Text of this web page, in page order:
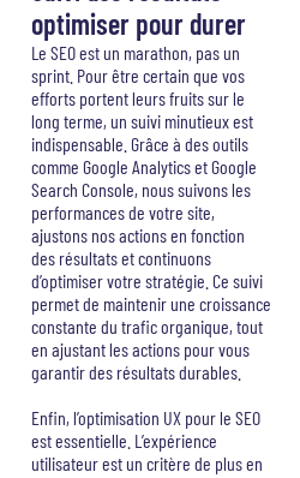
optimiser pour durer
Le SEO est un marathon, pas un
sprint. Pour être certain que vos
efforts portent leurs fruits sur le
long terme, un suivi minutieux est
indispensable. Grâce à des outils
comme Google Analytics et Google
Search Console, nous suivons les
performances de votre site,
ajustons nos actions en fonction
des résultats et continuons
d’optimiser votre stratégie. Ce suivi
permet de maintenir une croissance
constante du trafic organique, tout
en ajustant les actions pour vous
garantir des résultats durables.
Enfin, l’optimisation UX pour le SEO
est essentielle. L’expérience
utilisateur est un critère de plus en